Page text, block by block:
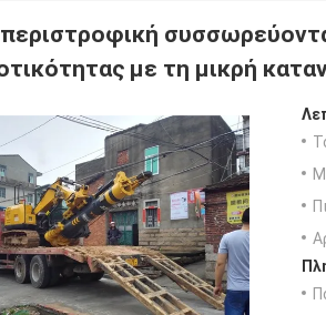
περιστροφική
με τη μικρή